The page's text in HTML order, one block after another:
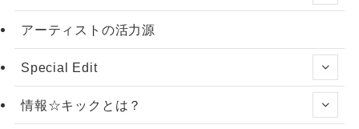
アーティストの活力源
Special Edit
情報☆キックとは？